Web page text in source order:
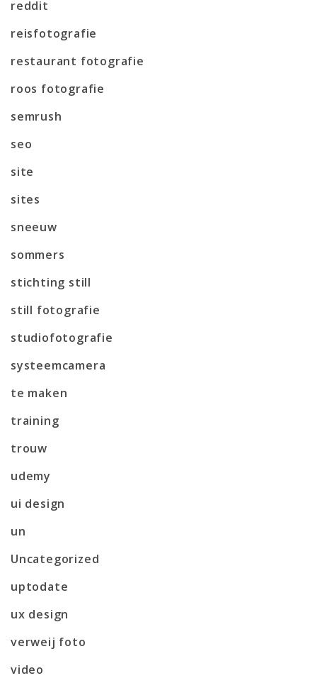
reddit
reisfotografie
restaurant fotografie
roos fotografie
semrush
seo
site
sites
sneeuw
sommers
stichting still
still fotografie
studiofotografie
systeemcamera
te maken
training
trouw
udemy
ui design
un
Uncategorized
uptodate
ux design
verweij foto
video